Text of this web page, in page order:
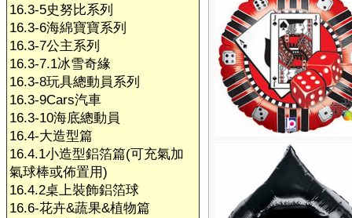
16.3-5史努比系列
16.3-6海綿寶寶系列
16.3-7公主系列
16.3-7.1冰雪奇緣
16.3-8玩具總動員系列
16.3-9Cars汽車
16.3-10海底總動員
16.4-大造型篇
16.4.1小造型鋁箔篇(可充氣加
氣球棒或佈置用)
16.4.2桌上裝飾鋁箔球
16.6-花卉&蔬果&植物篇